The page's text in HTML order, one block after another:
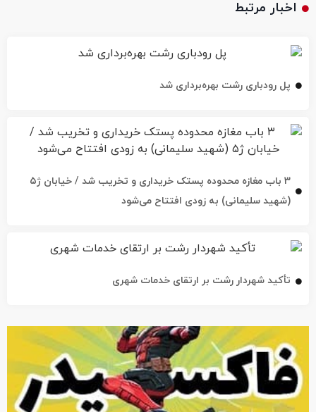
اخبار مرتبط
پل رودباری رشت بهره‌برداری شد
۳ باب مغازه محدوده پستک خریداری و تخریب شد / خیابان ژ۵
(شهید سلیمانی) به زودی افتتاح می‌شود
تأکید شهردار رشت بر ارتقای خدمات شهری